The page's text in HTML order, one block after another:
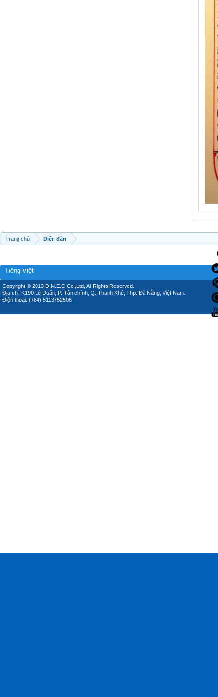
Trang chủ Diễn đàn
Tiếng Việt
Copyright © 2013 D.M.E.C Co.,Ltd, All Rights Reserved.
Địa chỉ: K190 Lê Duẩn, P. Tân chính, Q. Thanh Khê, Thp. Đà Nẵng, Việt Nam.
Điện thoại: (+84) 5113752506